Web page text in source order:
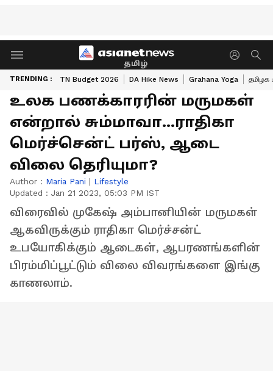
தமிழ்
TRENDING : TN Budget 2026 DA Hike News Grahana Yoga தமிழக
உலக பணக்காரரின் மருமகள்
என்றால் சும்மாவா...ராதிகா
மெர்ச்சென்ட் பர்ஸ், ஆடை
விலை தெரியுமா?
Author : Maria Pani | Lifestyle
Updated : Jan 21 2023, 05:03 PM IST
விரைவில் முகேஷ் அம்பானியின் மருமகள்
ஆகவிருக்கும் ராதிகா மெர்ச்சன்ட்
உபயோகிக்கும் ஆடைகள், ஆபரணங்களின்
பிரம்மிப்பூட்டும் விலை விவரங்களை இங்கு
காணலாம்.